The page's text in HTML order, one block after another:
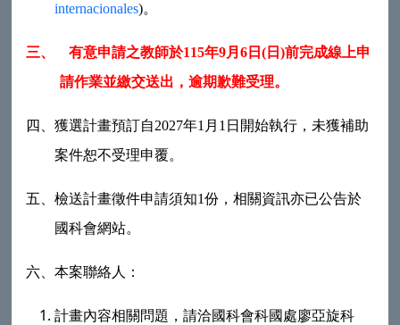
internacionales)。
三、 有意申請之教師於115年9月6 日( 日)前完成線上申
請作業並繳交送出，逾期歉難受理。
四、獲選計畫預訂自2027年1月1日開始執行，未獲補助
案件恕不受理申覆。
五、檢送計畫徵件申請須知1份，相關資訊亦已公告於
國科會網站。
六、本案聯絡人：
計畫內容相關問題，請洽國科會科國處廖亞旋科